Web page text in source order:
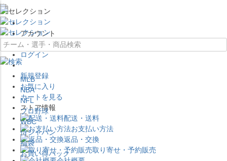
×
アカウント
ログイン
新規登録
お気に入り
カートを見る
ストア情報
配送・送料
お支払い方法
返品・交換
取り寄せ・予約販売
MLB
NBA
NFL
プロ野球
WBC
侍ジャパン
福袋
お買い得パック